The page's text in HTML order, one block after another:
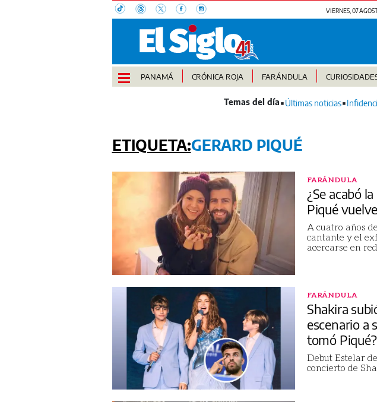
VIERNES, 07
PANAMÁ CRÓNICA ROJA FARÁNDULA
Últimas noticias
GERARD PIQUÉ
FARÁNDULA
¿Se acabó
Piqué
A cuatro años
cantante y el
acercarse en
FARÁNDULA
Shakira
escenario a
tomó Piqué?
Debut Estelar
concierto de